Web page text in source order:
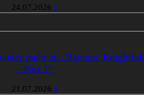
24.07.2026 1
mehr zu „Batman:
– Part 1“
21.07.2026 3